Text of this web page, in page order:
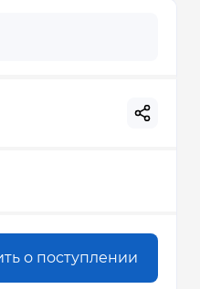
о поступлении